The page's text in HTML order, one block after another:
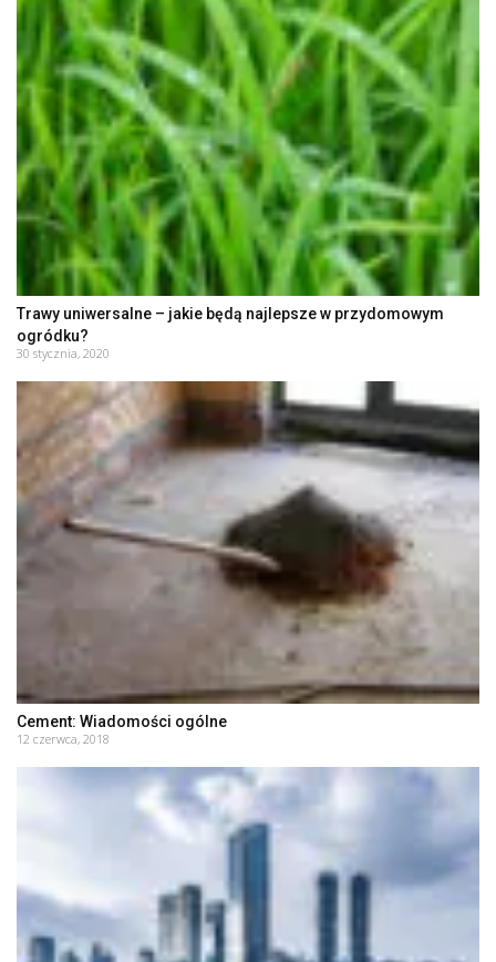
Trawy uniwersalne – jakie będą najlepsze w przydomowym
ogródku?
30 stycznia, 2020
Cement: Wiadomości ogólne
12 czerwca, 2018